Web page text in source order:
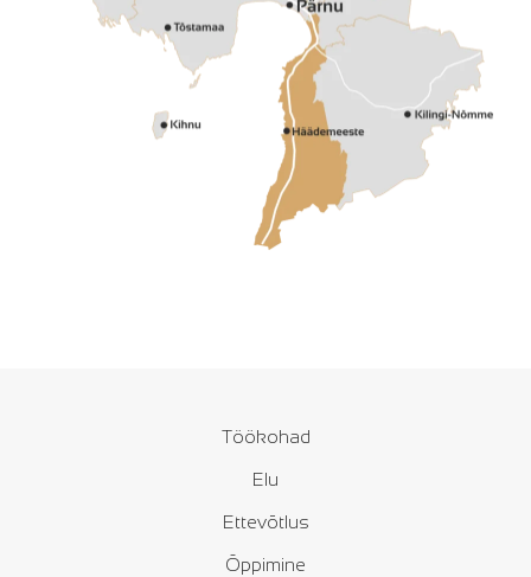
Töökohad
Elu
Ettevõtlus
Õppimine